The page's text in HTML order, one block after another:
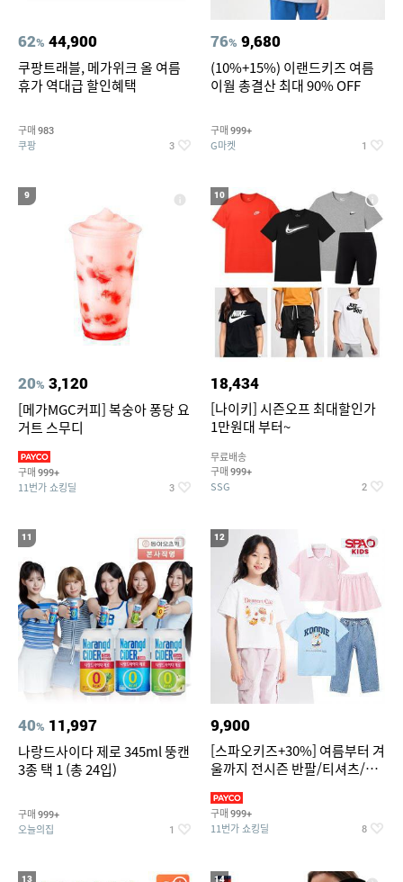
62% 44,900
쿠팡트래블, 메가위크 올 여름
휴가 역대급 할인혜택
구매 983
쿠팡 3
76% 9,680
(10%+15%) 이랜드키즈 여름
이월 총결산 최대 90% OFF
구매 999+
G마켓 1
9
20% 3,120
[메가MGC커피] 복숭아 퐁당 요
거트 스무디
구매 999+
11번가 쇼킹딜 3
10
18,434
[나이키] 시즌오프 최대할인가
1만원대 부터~
무료배송
구매 999+
SSG 2
11
40% 11,997
나랑드사이다 제로 345ml 뚱캔
3종 택 1 (총 24입)
구매 999+
오늘의집 1
12
9,900
[스파오키즈+30%] 여름부터 겨
울까지 전시즌 반팔/티셔츠/셋
구매 999+
11번가 쇼킹딜 8
13 14